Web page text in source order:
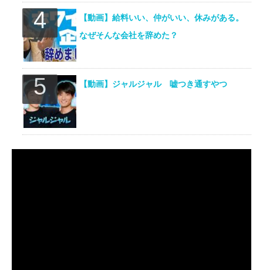
【動画】給料いい、仲がいい、休みがある。
なぜそんな会社を辞めた？
【動画】ジャルジャル 嘘つき通すやつ